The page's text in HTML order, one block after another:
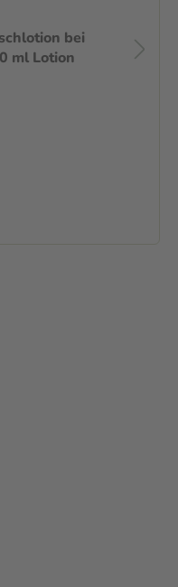
bei
ml Lotion